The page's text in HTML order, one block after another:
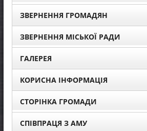
ЗВЕРНЕННЯ ГРОМАДЯН
ЗВЕРНЕННЯ МІСЬКОЇ РАДИ
ГАЛЕРЕЯ
КОРИСНА ІНФОРМАЦІЯ
СТОРІНКА ГРОМАДИ
СПІВПРАЦЯ З АМУ